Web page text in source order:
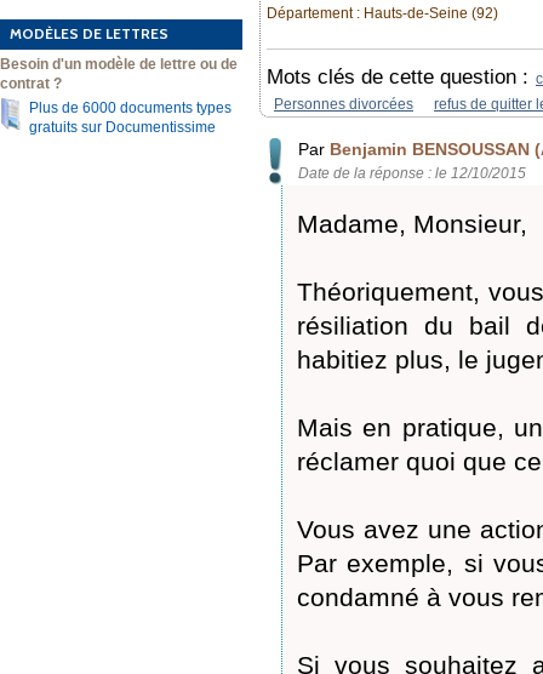
MODÈLES DE LETTRES
Besoin d'un modèle de lettre ou de
contrat ?
Plus de 6000 documents types
gratuits sur Documentissime
Département : Hauts-de-Seine (92)
Mots clés de cette question :
Personnes divorcées
refus de quitter
Par Benjamin BENSOUSSAN
Date de la réponse : le 12/10/2015
Madame, Monsieur,
Théoriquement,
résiliation du bail
habitiez plus, le
Mais en pratique,
réclamer quoi que
Vous avez une
Par exemple, si
condamné à vous
Si vous souhaitez